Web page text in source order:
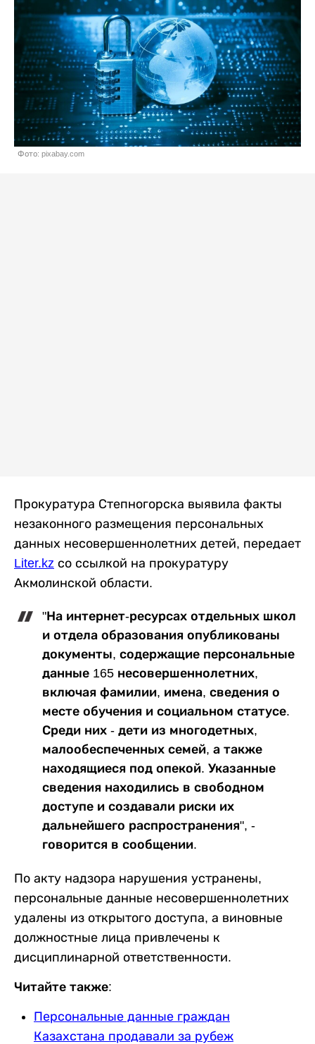
Фото: pixabay.com
Прокуратура Степногорска выявила факты
незаконного размещения персональных
данных несовершеннолетних детей, передает
Liter.kz со ссылкой на прокуратуру
Акмолинской области.
"На интернет-ресурсах отдельных школ
и отдела образования опубликованы
документы, содержащие персональные
данные 165 несовершеннолетних,
включая фамилии, имена, сведения о
месте обучения и социальном статусе.
Среди них - дети из многодетных,
малообеспеченных семей, а также
находящиеся под опекой. Указанные
сведения находились в свободном
доступе и создавали риски их
дальнейшего распространения", -
говорится в сообщении.
По акту надзора нарушения устранены,
персональные данные несовершеннолетних
удалены из открытого доступа, а виновные
должностные лица привлечены к
дисциплинарной ответственности.
Читайте также:
Персональные данные граждан
Казахстана продавали за рубеж